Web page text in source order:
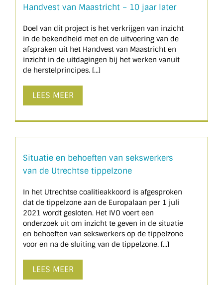
Handvest van Maastricht – 10 jaar later
Doel van dit project is het verkrijgen van inzicht
in de bekendheid met en de uitvoering van de
afspraken uit het Handvest van Maastricht en
inzicht in de uitdagingen bij het werken vanuit
de herstelprincipes. [...]
LEES MEER
Situatie en behoeften van sekswerkers
van de Utrechtse tippelzone
In het Utrechtse coalitieakkoord is afgesproken
dat de tippelzone aan de Europalaan per 1 juli
2021 wordt gesloten. Het IVO voert een
onderzoek uit om inzicht te geven in de situatie
en behoeften van sekswerkers op de tippelzone
voor en na de sluiting van de tippelzone. [...]
LEES MEER